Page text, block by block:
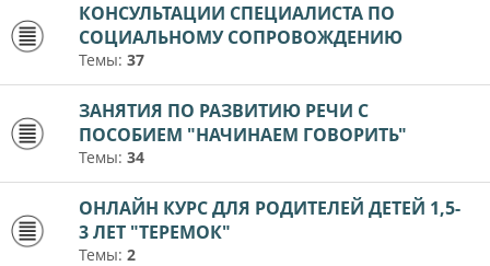
КОНСУЛЬТАЦИИ СПЕЦИАЛИСТА ПО
СОЦИАЛЬНОМУ СОПРОВОЖДЕНИЮ
Темы: 37
ЗАНЯТИЯ ПО РАЗВИТИЮ РЕЧИ С
ПОСОБИЕМ "НАЧИНАЕМ ГОВОРИТЬ"
Темы: 34
ОНЛАЙН КУРС ДЛЯ РОДИТЕЛЕЙ ДЕТЕЙ 1,5-
3 ЛЕТ "ТЕРЕМОК"
Темы: 2